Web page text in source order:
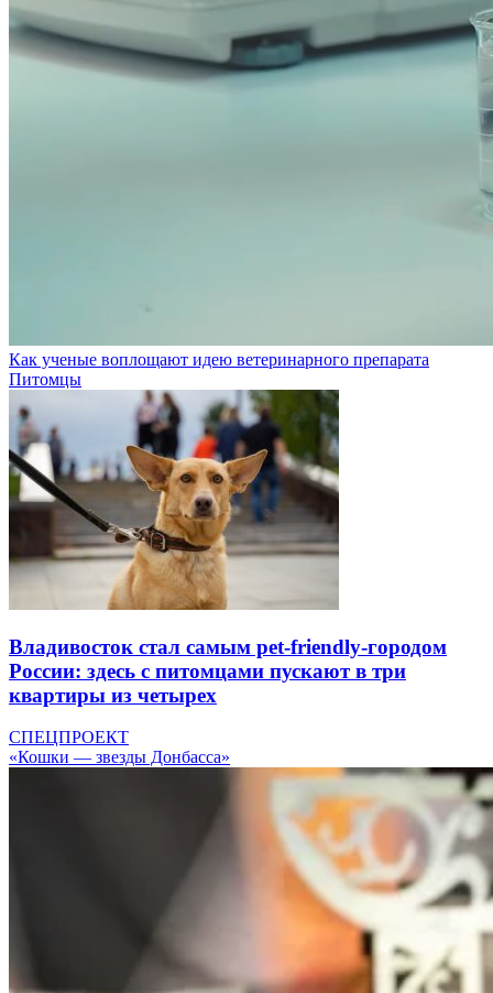
Как ученые воплощают идею ветеринарного препарата
Питомцы
Владивосток стал самым pet-friendly-городом
России: здесь с питомцами пускают в три
квартиры из четырех
СПЕЦПРОЕКТ
«Кошки — звезды Донбасса»